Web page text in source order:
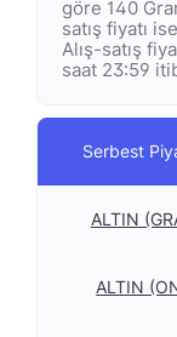
göre 140
satış fiyatı
Alış-satış
saat 23:59
Serbest
ALTIN
ALTIN